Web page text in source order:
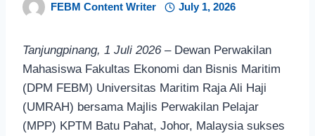
FEBM Content Writer July 1, 2026
Tanjungpinang, 1 Juli 2026– Dewan Perwakilan
Mahasiswa Fakultas Ekonomi dan Bisnis Maritim
(DPM FEBM) Universitas Maritim Raja Ali Haji
(UMRAH) bersama Majlis Perwakilan Pelajar
(MPP) KPTM Batu Pahat, Johor, Malaysia sukses